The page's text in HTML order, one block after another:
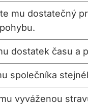
mu dostatečný
dostatek času a
společníka
vyváženou